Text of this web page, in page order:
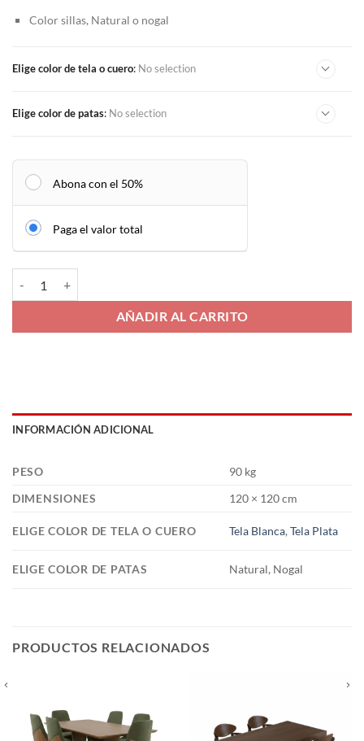
Color sillas, Natural o nogal
Elige color de tela o cuero: No selection
Elige color de patas: No selection
Abona con el 50%
Paga el valor total
AÑADIR AL CARRITO
INFORMACIÓN ADICIONAL
PESO
90 kg
DIMENSIONES
120 × 120 cm
ELIGE COLOR DE TELA O CUERO Tela Blanca,Tela Plata
ELIGE COLOR DE PATAS Natural, Nogal
PRODUCTOS RELACIONADOS